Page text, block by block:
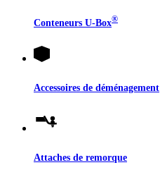
Conteneurs U-Box®
Accessoires de déménagement
Attaches de remorque